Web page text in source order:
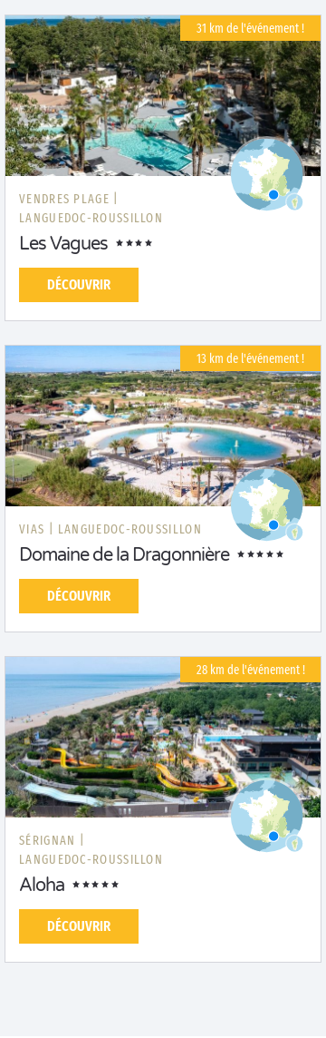
31 km de l'événement !
VENDRES PLAGE |
LANGUEDOC-ROUSSILLON
Les Vagues
DÉCOUVRIR
13 km de l'événement !
VIAS | LANGUEDOC-ROUSSILLON
Domaine de la Dragonnière
DÉCOUVRIR
28 km de l'événement !
SÉRIGNAN |
LANGUEDOC-ROUSSILLON
Aloha
DÉCOUVRIR